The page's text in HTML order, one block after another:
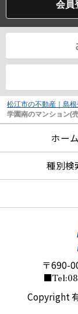
会員
松江市の不動産｜島根
学園南のマンション(
ホーム
種別検
〒690-
Copyright